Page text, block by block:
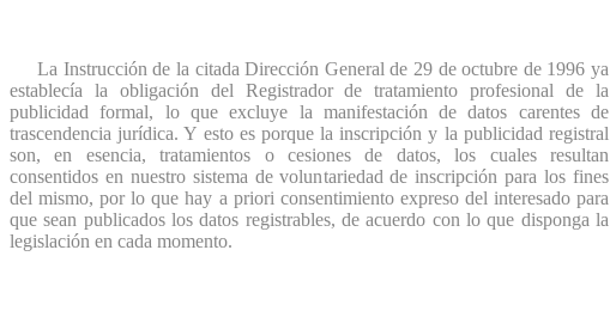
La Instrucción de la citada Dirección General de 29 de octubre de 1996 ya
establecía la obligación del Registrador de tratamiento profesional de la
publicidad formal, lo que excluye la manifestación de datos carentes de
trascendencia jurídica. Y esto es porque la inscripción y la publicidad registral
son, en esencia, tratamientos o cesiones de datos, los cuales resultan
consentidos en nuestro sistema de voluntariedad de inscripción para los fines
del mismo, por lo que hay a priori consentimiento expreso del interesado para
que sean publicados los datos registrables, de acuerdo con lo que disponga la
legislación en cada momento.